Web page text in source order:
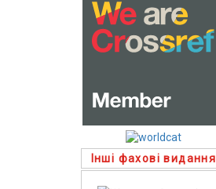
Інші фахові видання